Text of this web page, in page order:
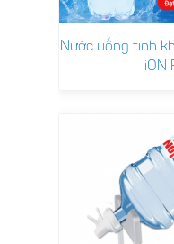
Nước uống tinh
iON